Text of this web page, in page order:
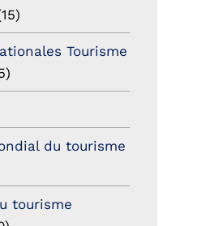
Tourisme
du tourisme
tourisme